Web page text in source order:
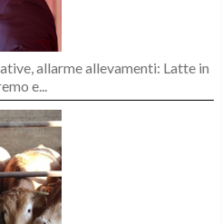
allarme allevamenti: Latte in
e...